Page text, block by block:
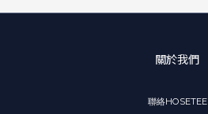
關於我們
聯絡HOSETEE